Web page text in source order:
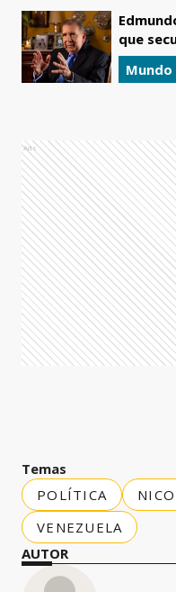
que
Mundo
Ads
Temas
POLÍTICA
VENEZUELA
AUTOR